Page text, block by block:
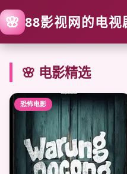
🌸 88影视网的电视
🌸 电影精选
恐怖电影